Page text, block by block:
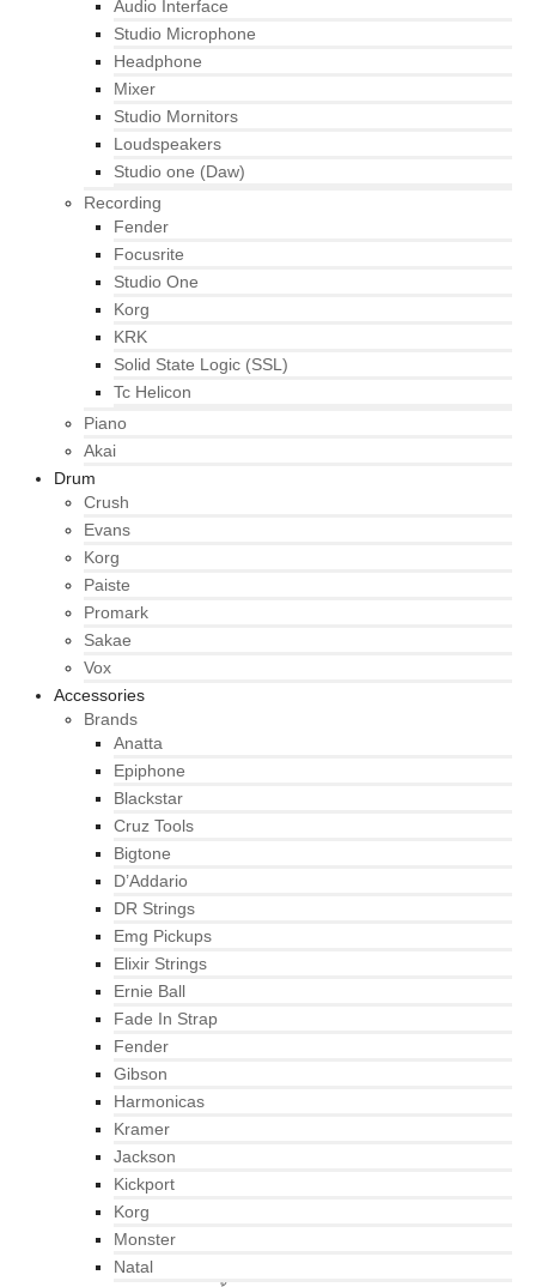
Audio Interface
Studio Microphone
Headphone
Mixer
Studio Mornitors
Loudspeakers
Studio one (Daw)
Recording
Fender
Focusrite
Studio One
Korg
KRK
Solid State Logic (SSL)
Tc Helicon
Piano
Akai
Drum
Crush
Evans
Korg
Paiste
Promark
Sakae
Vox
Accessories
Brands
Anatta
Epiphone
Blackstar
Cruz Tools
Bigtone
D’Addario
DR Strings
Emg Pickups
Elixir Strings
Ernie Ball
Fade In Strap
Fender
Gibson
Harmonicas
Kramer
Jackson
Kickport
Korg
Monster
Natal